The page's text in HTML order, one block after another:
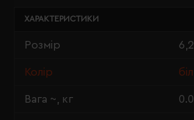
ХАРАКТЕРИСТИКИ
Розмір
Колір
Вага ~, кг